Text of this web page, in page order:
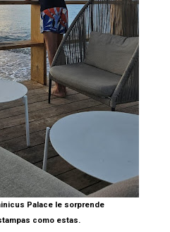
Palace le sorprende
como estas.